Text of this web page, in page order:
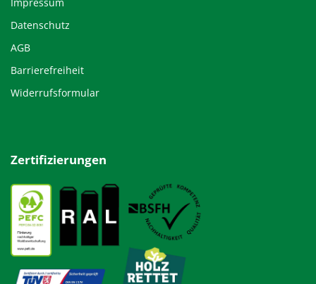
Datenschutz
AGB
Barrierefreiheit
Widerrufsformular
Zertifizierungen